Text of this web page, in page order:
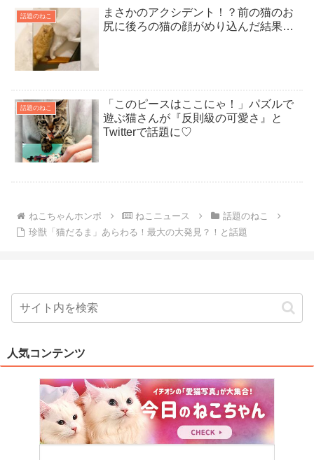
話題のねこ
まさかのアクシデント！？前の猫のお
尻に後ろの猫の顔がめり込んだ結果…
話題のねこ
「このピースはここにゃ！」パズルで
遊ぶ猫さんが『反則級の可愛さ』と
Twitterで話題に♡
ねこちゃんホンポ ねこニュース
話題のねこ
珍獣「猫だるま」あらわる！最大の大発見？！と話題
人気コンテンツ